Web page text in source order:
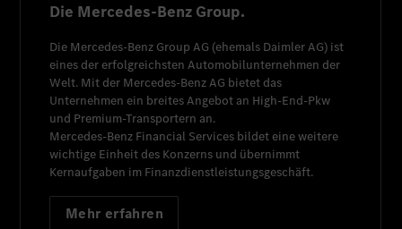
Die Mercedes-Benz Group.
Die Mercedes-Benz Group AG (ehemals Daimler AG) ist
eines der erfolgreichsten Automobilunternehmen der
Welt. Mit der Mercedes-Benz AG bietet das
Unternehmen ein breites Angebot an High-End-Pkw
und Premium-Transportern an.
Mercedes-Benz Financial Services bildet eine weitere
wichtige Einheit des Konzerns und übernimmt
Kernaufgaben im Finanzdienstleistungsgeschäft.
Mehr erfahren